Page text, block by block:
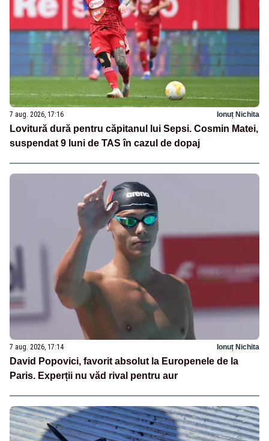
7 aug. 2026, 17:16 Ionuț Nichita
Lovitură dură pentru căpitanul lui Sepsi. Cosmin Matei,
suspendat 9 luni de TAS în cazul de dopaj
7 aug. 2026, 17:14 Ionuț Nichita
David Popovici, favorit absolut la Europenele de la
Paris. Experții nu văd rival pentru aur